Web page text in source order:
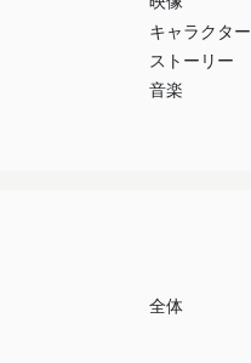
キャラクター
ストーリー
音楽
全体